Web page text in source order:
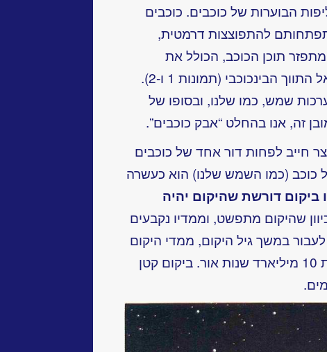
הבוערות של כוכבים. כוכבים
להתפוצצות דרמטית,
תוכן הכוכב, הכולל את
היסודות שנוצרו בהיתוך הגרעיני, אל התווך הבינכוכבי (תמונות 1 ו-2).
שמש, כמו שלנו, ובסופו של
זה, אנו בהחלט “אבק כוכבים”.
חייב לפחות דור אחד של כוכבים
של כוכב (כמו השמש שלנו) הוא כעשרה
ביקום דורשת שהיקום יהיה
שהיקום מתפשט, וממדיו נקבעים
במשךגיל היקום, ממדי היקום
(הנובעים מנוכחותנו בו) הם לפחות 10 מיליארד שנות אור. ביקום קטן